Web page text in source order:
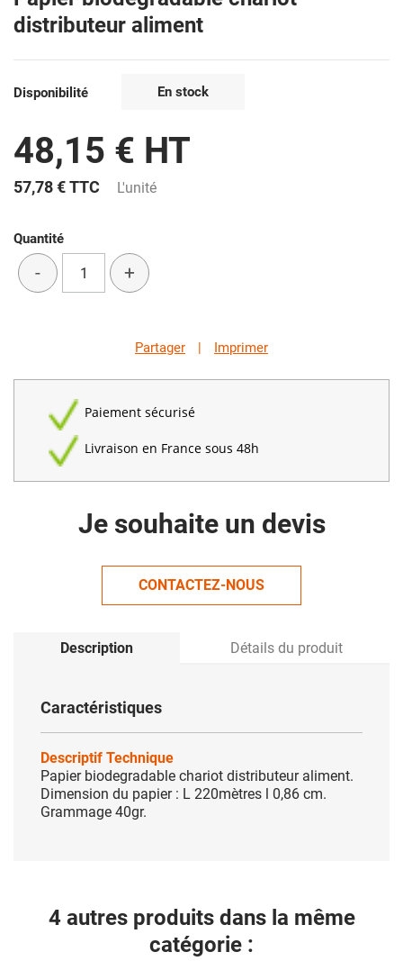
distributeur aliment
Disponibilité En stock
48,15 € HT
57,78 €TTC L'unité
Quantité
- +
Partager | Imprimer
Paiement sécurisé
Livraison en France sous 48h
Je souhaite un devis
CONTACTEZ-NOUS
Description Détails du produit
Caractéristiques
Descriptif Technique
Papier biodegradable chariot distributeur aliment.
Dimension du papier : L 220mètres l 0,86 cm.
Grammage 40gr.
4 autres produits dans la même
catégorie :